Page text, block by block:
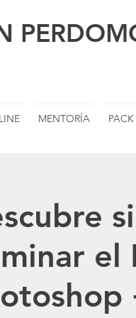
el
MENTORÍA